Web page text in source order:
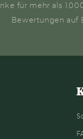
für mehr als
Bewertungen auf